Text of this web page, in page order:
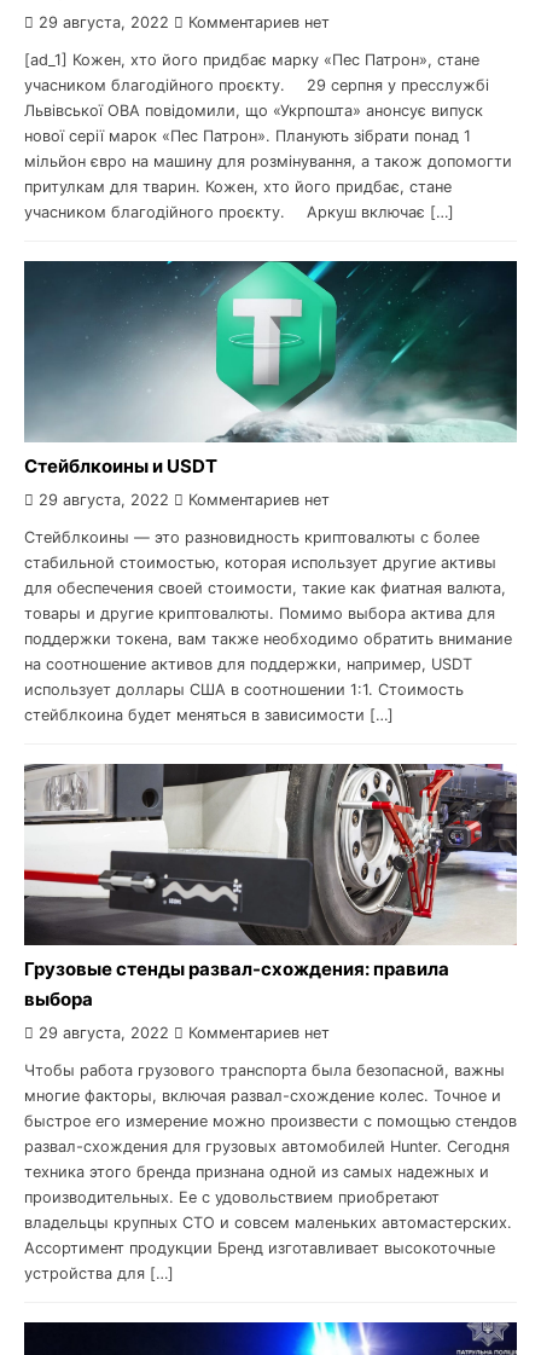
29 августа, 2022 Комментариев нет
[ad_1] Кожен, хто його придбає марку «Пес Патрон», стане
учасником благодійного проєкту. ⠀ 29 серпня у пресслужбі
Львівської ОВА повідомили, що «Укрпошта» анонсує випуск
нової серії марок «Пес Патрон». Планують зібрати понад 1
мільйон євро на машину для розмінування, а також допомогти
притулкам для тварин. Кожен, хто його придбає, стане
учасником благодійного проєкту. ⠀ Аркуш включає […]
Стейблкоины и USDT
29 августа, 2022 Комментариев нет
Стейблкоины — это разновидность криптовалюты с более
стабильной стоимостью, которая использует другие активы
для обеспечения своей стоимости, такие как фиатная валюта,
товары и другие криптовалюты. Помимо выбора актива для
поддержки токена, вам также необходимо обратить внимание
на соотношение активов для поддержки, например, USDT
использует доллары США в соотношении 1:1. Стоимость
стейблкоина будет меняться в зависимости […]
Грузовые стенды развал-схождения: правила
выбора
29 августа, 2022 Комментариев нет
Чтобы работа грузового транспорта была безопасной, важны
многие факторы, включая развал-схождение колес. Точное и
быстрое его измерение можно произвести с помощью стендов
развал-схождения для грузовых автомобилей Hunter. Сегодня
техника этого бренда признана одной из самых надежных и
производительных. Ее с удовольствием приобретают
владельцы крупных СТО и совсем маленьких автомастерских.
Ассортимент продукции Бренд изготавливает высокоточные
устройства для […]